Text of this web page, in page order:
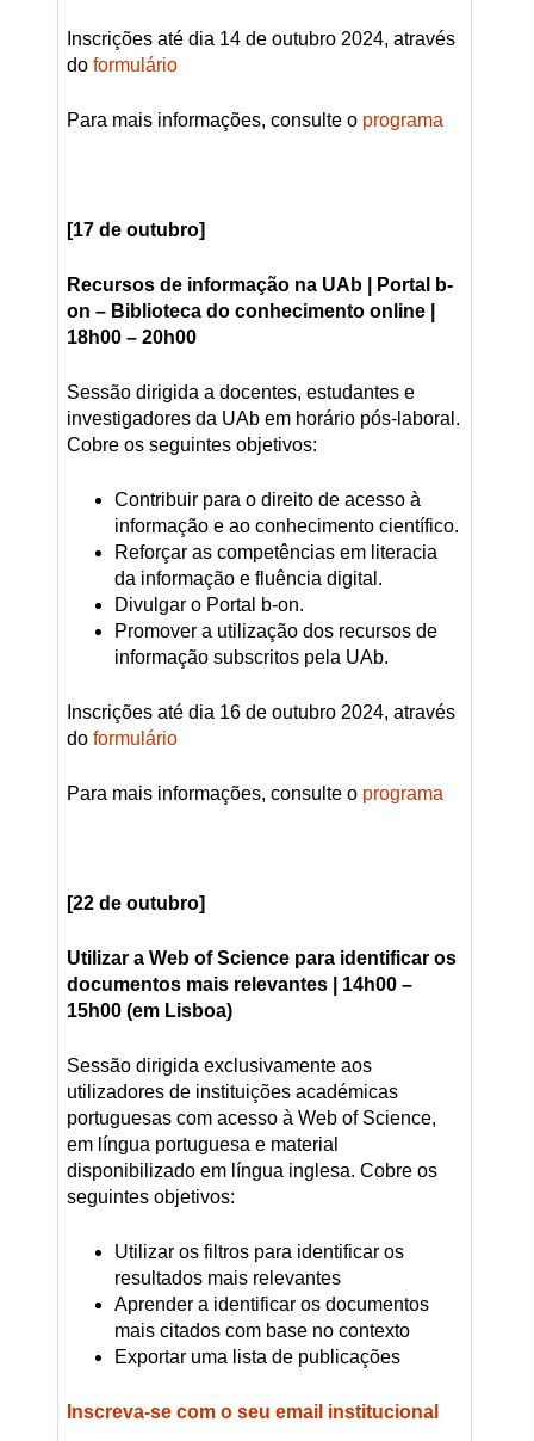
Inscrições até dia 14 de outubro 2024, através
do formulário
Para mais informações, consulte o programa
[17 de outubro]
Recursos de informação na UAb | Portal b-
on – Biblioteca do conhecimento online |
18h00 – 20h00
Sessão dirigida a docentes, estudantes e
investigadores da UAb em horário pós-laboral.
Cobre os seguintes objetivos:
Contribuir para o direito de acesso à
informação e ao conhecimento científico.
Reforçar as competências em literacia
da informação e fluência digital.
Divulgar o Portal b-on.
Promover a utilização dos recursos de
informação subscritos pela UAb.
Inscrições até dia 16 de outubro 2024, através
do formulário
Para mais informações, consulte o programa
[22 de outubro]
Utilizar a Web of Science para identificar os
documentos mais relevantes
| 14h00 –
15h00 (em Lisboa)
Sessão dirigida exclusivamente aos
utilizadores de instituições académicas
portuguesas com acesso à Web of Science,
em língua portuguesa e material
disponibilizado em língua inglesa. Cobre os
seguintes objetivos:
Utilizar os filtros para identificar os
resultados mais relevantes
Aprender a identificar os documentos
mais citados com base no contexto
Exportar uma lista de publicações
Inscreva-se com o seu email institucional